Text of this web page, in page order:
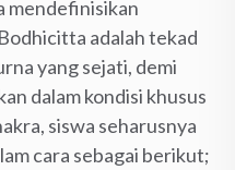
mendefinisikan
adalah tekad
yang sejati, demi
dalam kondisi khusus
siswa seharusnya
cara sebagai berikut;